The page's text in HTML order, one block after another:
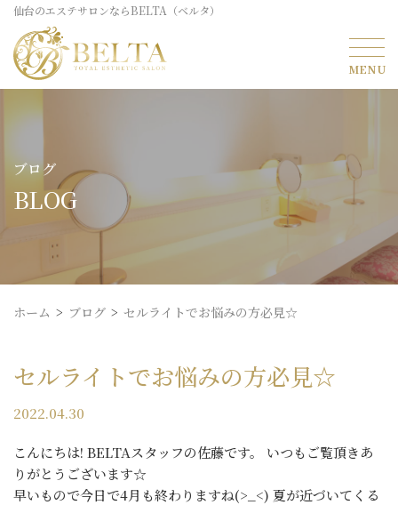
仙台のエステサロンならBELTA（ベルタ）
ブログ
BLOG
ホーム ブログ セルライトでお悩みの方必見☆
セルライトでお悩みの方必見☆
2022.04.30
こんにちは! BELTAスタッフの佐藤です。 いつもご覧頂きあ
りがとうございます☆
早いもので今日で4月も終わりますね(>_<) 夏が近づいてくる